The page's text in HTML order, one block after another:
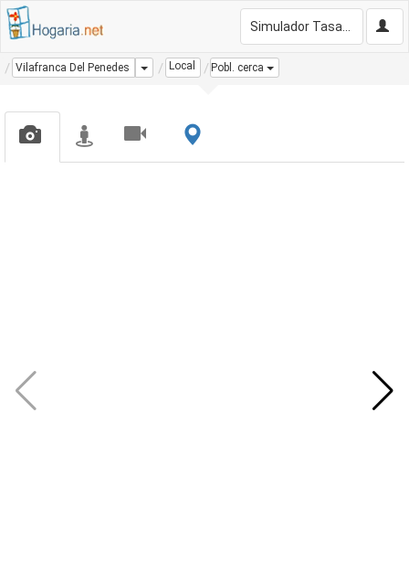
Vilafranca Del Penedes Dropdown
Local Pobl. cerca